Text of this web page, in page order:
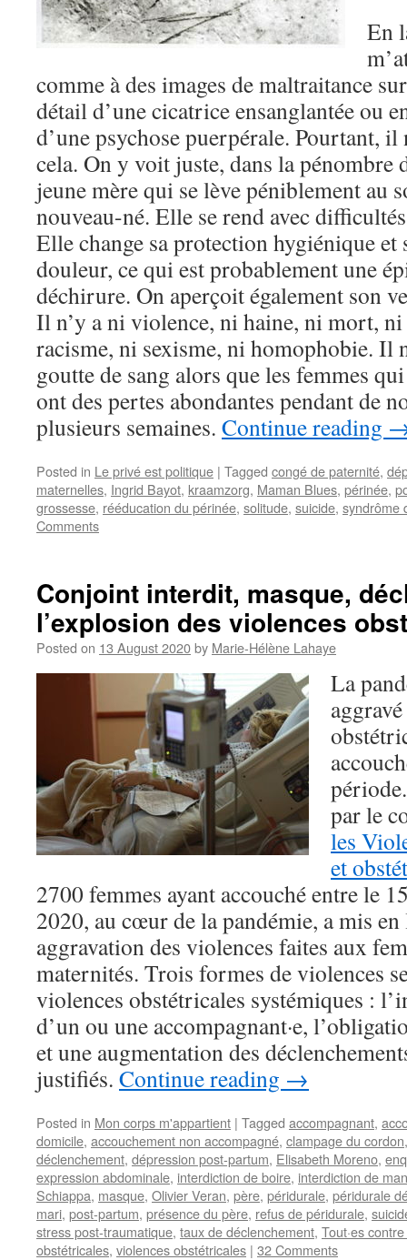
En
comme à des images de maltraitance
détail d’une cicatrice ensanglantée ou
d’une psychose puerpérale. Pourtant,
cela. On y voit juste, dans la pénombre
jeune mère qui se lève péniblement au
nouveau-né. Elle se rend avec
Elle change sa protection hygiénique et
douleur, ce qui est probablement une
déchirure. On aperçoit également son
Il n’y a ni violence, ni haine, ni mort,
racisme, ni sexisme, ni homophobie. Il
goutte de sang alors que les femmes
ont des pertes abondantes pendant de
plusieurs semaines. Continue reading
Posted in Le privé est politique | Tagged congé de paternité,
maternelles, Ingrid Bayot, kraamzorg, Maman Blues, périnée,
grossesse, rééducation du périnée, solitude, suicide, syndrôme
Comments
Conjoint interdit, masque,
l’explosion des violences
Posted on 13 August 2020by Marie-Hélène Lahaye
La
par le
les
et
2700 femmes ayant accouché entre le
2020, au cœur de la pandémie, a mis
aggravation des violences faites aux
maternités. Trois formes de violences
violences obstétricales systémiques :
d’un ou une accompagnant·e,
et une augmentation des
justifiés. Continue reading →
Posted in Mon corps m'appartient | Tagged accompagnant,
domicile, accouchement non accompagné, clampage du cordon
déclenchement, dépression post-partum, Elisabeth Moreno,
expression abdominale, interdiction de boire, interdiction de
Schiappa, masque, Olivier Veran, père, péridurale, péridurale
mari, post-partum, présence du père, refus de péridurale,
stress post-traumatique, taux de déclenchement, Tout·es
obstétricales, violences obstétricales | 32 Comments